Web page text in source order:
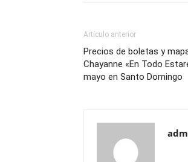
Artículo anterior
Precios de boletas y
Chayanne «En Todo
mayo en Santo Domingo